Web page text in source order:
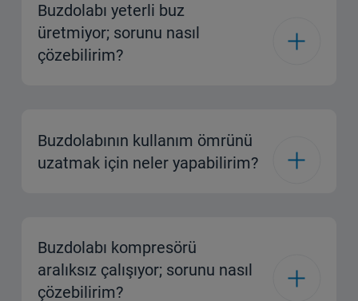
Buzdolabı yeterli buz
üretmiyor; sorunu nasıl
çözebilirim?
Buzdolabının kullanım ömrünü
uzatmak için neler yapabilirim?
Buzdolabı kompresörü
aralıksız çalışıyor; sorunu nasıl
çözebilirim?